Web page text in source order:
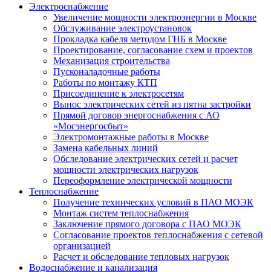
Электроснабжение
Увеличение мощности электроэнергии в Москве
Обслуживание электроустановок
Прокладка кабеля методом ГНБ в Москве
Проектирование, согласование схем и проектов
Механизация строительства
Пусконаладочные работы
Работы по монтажу КТП
Присоединение к электросетям
Вынос электрических сетей из пятна застройки
Прямой договор энергоснабжения с АО
«Мосэнергосбыт»
Электромонтажные работы в Москве
Замена кабельных линий
Обследование электрических сетей и расчет
мощности электрических нагрузок
Переоформление электрической мощности
Теплоснабжение
Получение технических условий в ПАО МОЭК
Монтаж систем теплоснабжения
Заключение прямого договора с ПАО МОЭК
Согласование проектов теплоснабжения с сетевой
организацией
Расчет и обследование тепловых нагрузок
Водоснабжение и канализация